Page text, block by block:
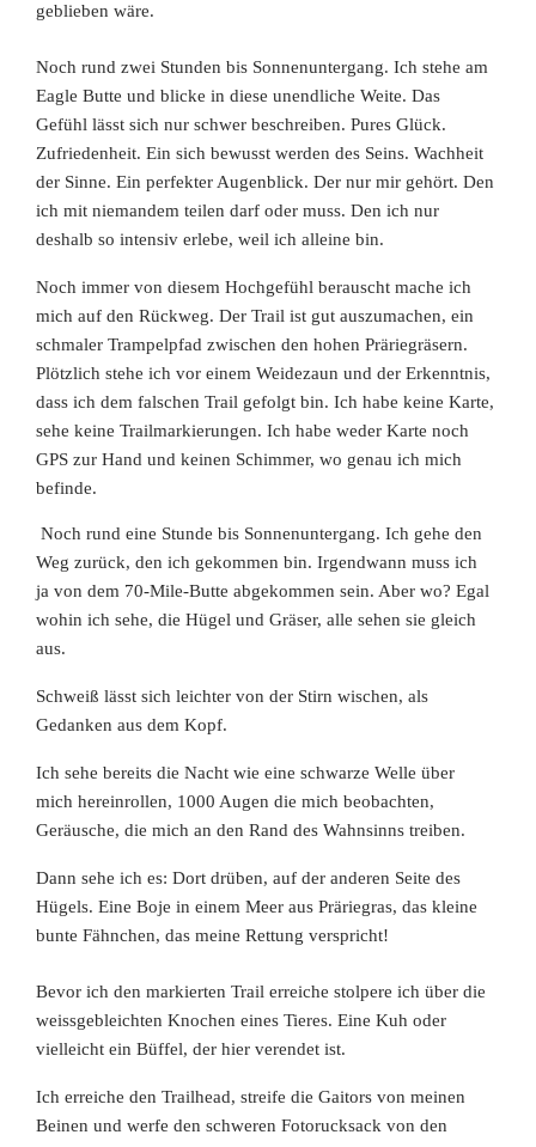
geblieben wäre.
Noch rund zwei Stunden bis Sonnenuntergang. Ich stehe am
Eagle Butte und blicke in diese unendliche Weite. Das
Gefühl lässt sich nur schwer beschreiben. Pures Glück.
Zufriedenheit. Ein sich bewusst werden des Seins. Wachheit
der Sinne. Ein perfekter Augenblick. Der nur mir gehört. Den
ich mit niemandem teilen darf oder muss. Den ich nur
deshalb so intensiv erlebe, weil ich alleine bin.
Noch immer von diesem Hochgefühl berauscht mache ich
mich auf den Rückweg. Der Trail ist gut auszumachen, ein
schmaler Trampelpfad zwischen den hohen Präriegräsern.
Plötzlich stehe ich vor einem Weidezaun und der Erkenntnis,
dass ich dem falschen Trail gefolgt bin. Ich habe keine Karte,
sehe keine Trailmarkierungen. Ich habe weder Karte noch
GPS zur Hand und keinen Schimmer, wo genau ich mich
befinde.
Noch rund eine Stunde bis Sonnenuntergang. Ich gehe den
Weg zurück, den ich gekommen bin. Irgendwann muss ich
ja von dem 70-Mile-Butte abgekommen sein. Aber wo? Egal
wohin ich sehe, die Hügel und Gräser, alle sehen sie gleich
aus.
Schweiß lässt sich leichter von der Stirn wischen, als
Gedanken aus dem Kopf.
Ich sehe bereits die Nacht wie eine schwarze Welleüber
mich hereinrollen, 1000 Augen die mich beobachten,
Geräusche, die mich an den Rand des Wahnsinns treiben.
Dann sehe ich es: Dort drüben, auf der anderen Seite des
Hügels. Eine Boje in einem Meer aus Präriegras, das kleine
bunte Fähnchen, das meine Rettung verspricht!
Bevor ich den markierten Trail erreiche stolpere ich über die
weissgebleichten Knochen eines Tieres. Eine Kuh oder
vielleicht ein Büffel, der hier verendet ist.
Ich erreiche den Trailhead, streife die Gaitors von meinen
Beinen und werfe den schweren Fotorucksack von den